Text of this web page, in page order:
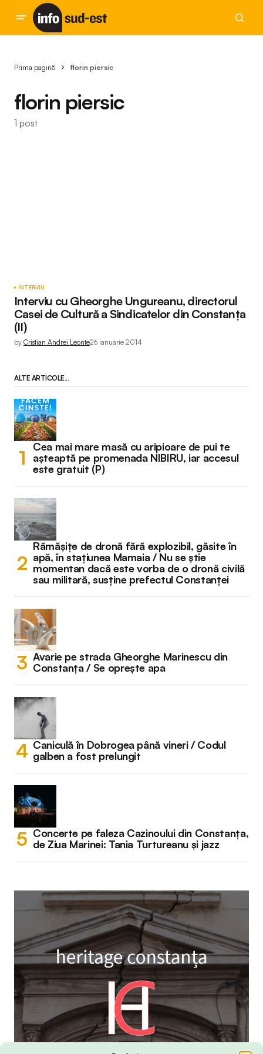
Prima pagină florin piersic
florin piersic
1 post
INTERVIU
Interviu cu Gheorghe Ungureanu, directorul
Casei de Cultură a Sindicatelor din Constanța
(II)
by Cristian Andrei Leonte26 ianuarie 2014
ALTE ARTICOLE...
Cea mai mare masă cu aripioare de pui te
așteaptă pe promenada NIBIRU, iar accesul
este gratuit (P)
Rămășițe de dronă fără explozibil, găsite în
apă, în stațiunea Mamaia / Nu se știe
momentan dacă este vorba de o dronă civilă
sau militară, susține prefectul Constanței
Avarie pe strada Gheorghe Marinescu din
Constanța / Se oprește apa
Caniculă în Dobrogea până vineri / Codul
galben a fost prelungit
Concerte pe faleza Cazinoului din Constanța,
de Ziua Marinei: Tania Turtureanu și jazz